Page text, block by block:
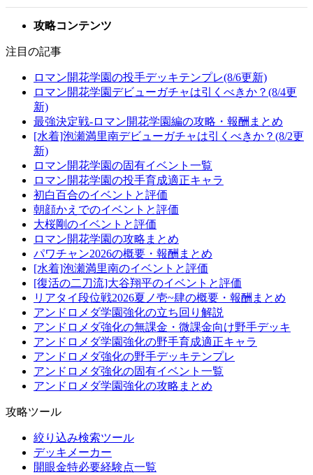
攻略コンテンツ
注目の記事
ロマン開花学園の投手デッキテンプレ(8/6更新)
ロマン開花学園デビューガチャは引くべきか？(8/4更
新)
最強決定戦-ロマン開花学園編の攻略・報酬まとめ
[水着]泡瀬満里南デビューガチャは引くべきか？(8/2更
新)
ロマン開花学園の固有イベント一覧
ロマン開花学園の投手育成適正キャラ
初白百合のイベントと評価
朝顔かえでのイベントと評価
大桜剛のイベントと評価
ロマン開花学園の攻略まとめ
パワチャン2026の概要・報酬まとめ
[水着]泡瀬満里南のイベントと評価
[復活の二刀流]大谷翔平のイベントと評価
リアタイ段位戦2026夏ノ壱~肆の概要・報酬まとめ
アンドロメダ学園強化の立ち回り解説
アンドロメダ強化の無課金・微課金向け野手デッキ
アンドロメダ学園強化の野手育成適正キャラ
アンドロメダ強化の野手デッキテンプレ
アンドロメダ強化の固有イベント一覧
アンドロメダ学園強化の攻略まとめ
攻略ツール
絞り込み検索ツール
デッキメーカー
開眼金特必要経験点一覧